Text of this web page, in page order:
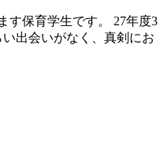
す保育学生です。 27年度3
出会いがなく、真剣にお